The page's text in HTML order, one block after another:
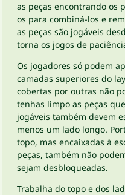
as peças encontrando os
os para combiná-los e
as peças são jogáveis
torna os jogos de
Os jogadores só podem
camadas superiores do
cobertas por outras não
tenhas limpo as peças
jogáveis ​​também devem
menos um lado longo.
topo, mas encaixadas à
peças, também não
sejam desbloqueadas.
Trabalha do topo e dos